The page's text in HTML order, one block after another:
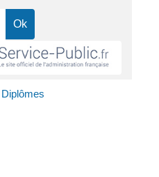
Diplômes